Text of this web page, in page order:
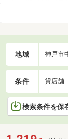
える用途などが
認したうえで、
しょう。
地域 神戸市
条件 貸店舗
検索条件を保